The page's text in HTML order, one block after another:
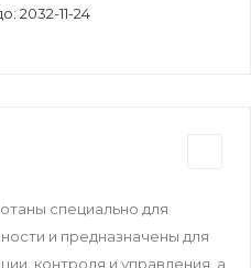
2032-11-24
специально для
и предназначены для
контроля и управления, а